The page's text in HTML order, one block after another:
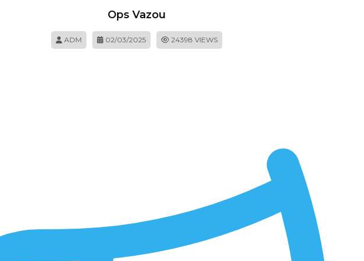
Ops Vazou
ADM 02/03/2025 24398 VIEWS